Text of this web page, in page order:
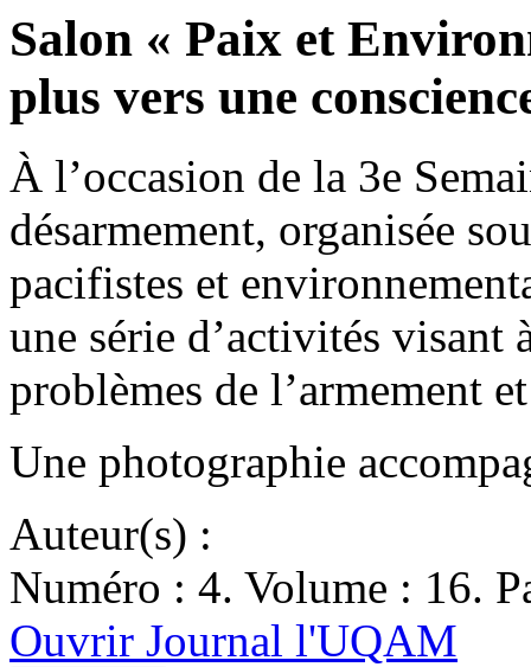
Salon « Paix et
plus vers une
À l’occasion de la 3e
désarmement, organisée
pacifistes et
une série d’activités
problèmes de l’armement
Une photographie
Auteur(s) :
Numéro : 4. Volume : 16.
Ouvrir Journal l'UQAM